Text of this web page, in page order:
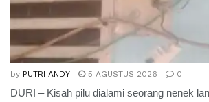
by PUTRI ANDY 5 AGUSTUS 2026 0
DURI – Kisah pilu dialami seorang nenek